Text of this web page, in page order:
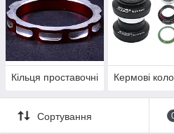
Кільця проставочні Кермові
Сортування